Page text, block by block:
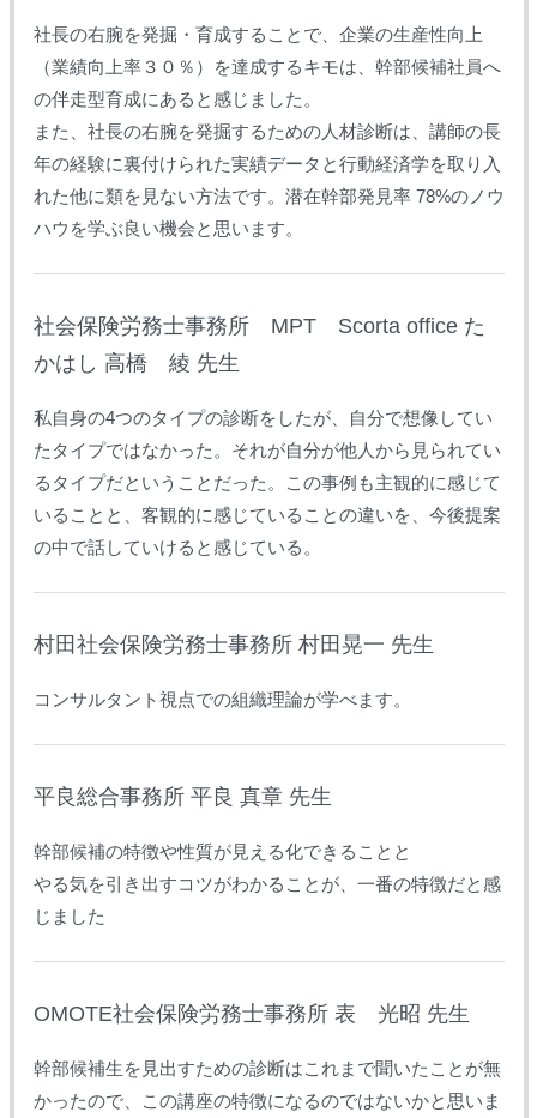
社長の右腕を発掘・育成することで、企業の生産性向上
（業績向上率３０％）を達成するキモは、幹部候補社員へ
の伴走型育成にあると感じました。
また、社長の右腕を発掘するための人材診断は、講師の長
年の経験に裏付けられた実績データと行動経済学を取り入
れた他に類を見ない方法です。潜在幹部発見率 78%のノウ
ハウを学ぶ良い機会と思います。
社会保険労務士事務所 MPT Scorta office た
かはし 高橋 綾 先生
私自身の4つのタイプの診断をしたが、自分で想像してい
たタイプではなかった。それが自分が他人から見られてい
るタイプだということだった。この事例も主観的に感じて
いることと、客観的に感じていることの違いを、今後提案
の中で話していけると感じている。
村田社会保険労務士事務所 村田晃一 先生
コンサルタント視点での組織理論が学べます。
平良総合事務所 平良 真章 先生
幹部候補の特徴や性質が見える化できることと
やる気を引き出すコツがわかることが、一番の特徴だと感
じました
OMOTE社会保険労務士事務所 表 光昭 先生
幹部候補生を見出すための診断はこれまで聞いたことが無
かったので、この講座の特徴になるのではないかと思いま